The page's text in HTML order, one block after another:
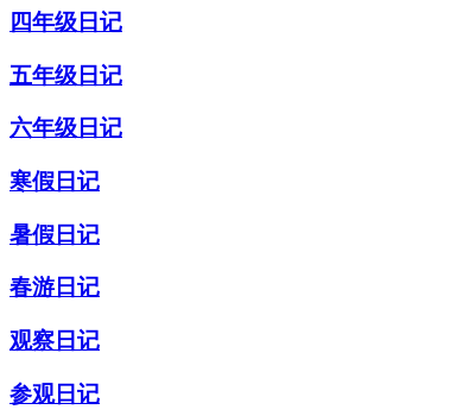
四年级日记
五年级日记
六年级日记
寒假日记
暑假日记
春游日记
观察日记
参观日记